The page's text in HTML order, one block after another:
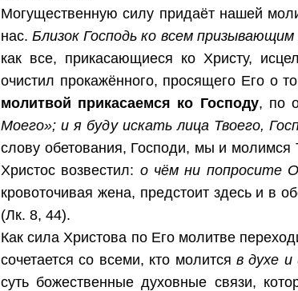
Могущественную силу придаёт нашей
нас.Близок Господь ко всем
как все, прикасающиеся ко Христу,
очистил прокажённого, просящего Его о
молитвой прикасаемся ко Господу, по
Моего»; и я буду искать лица Твоего,
слову обетования, Господи, мы и молимся
Христос возвестил: о чём ни попросите
кровоточивая жена, предстоит здесь и в
(Лк. 8, 44).
Как сила Христова по Его молитве
сочетается со всеми, кто молитсяв духе
суть божественные духовные связи,